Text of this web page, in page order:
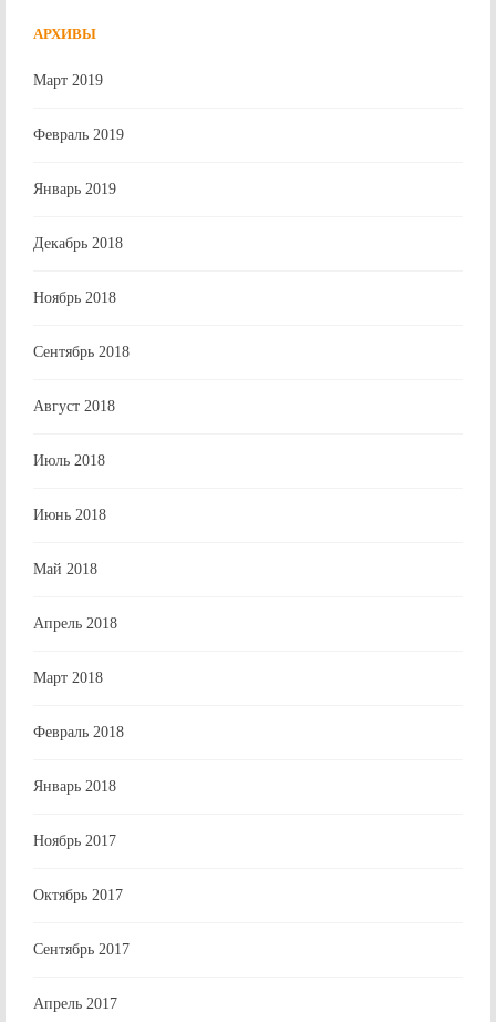
АРХИВЫ
Март 2019
Февраль 2019
Январь 2019
Декабрь 2018
Ноябрь 2018
Сентябрь 2018
Август 2018
Июль 2018
Июнь 2018
Май 2018
Апрель 2018
Март 2018
Февраль 2018
Январь 2018
Ноябрь 2017
Октябрь 2017
Сентябрь 2017
Апрель 2017